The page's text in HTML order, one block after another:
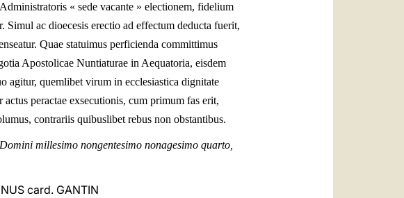
« sede vacante » electionem, fidelium
Simul ac dioecesis erectio ad effectum deducta fuerit,
Quae statuimus perficienda committimus
Apostolicae Nuntiaturae in Aequatoria, eisdem
agitur, quemlibet virum in ecclesiastica dignitate
peractae exsecutionis, cum primum fas erit,
contrariis quibuslibet rebus non obstantibus.
millesimo nongentesimo nonagesimo quarto,
card. GANTIN